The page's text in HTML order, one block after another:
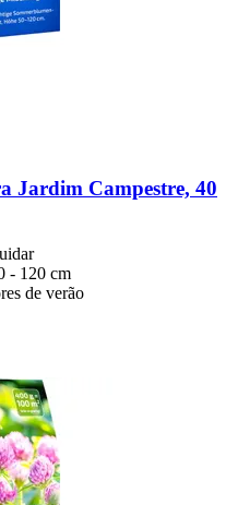
Jardim Campestre, 40
- 120 cm
de verão